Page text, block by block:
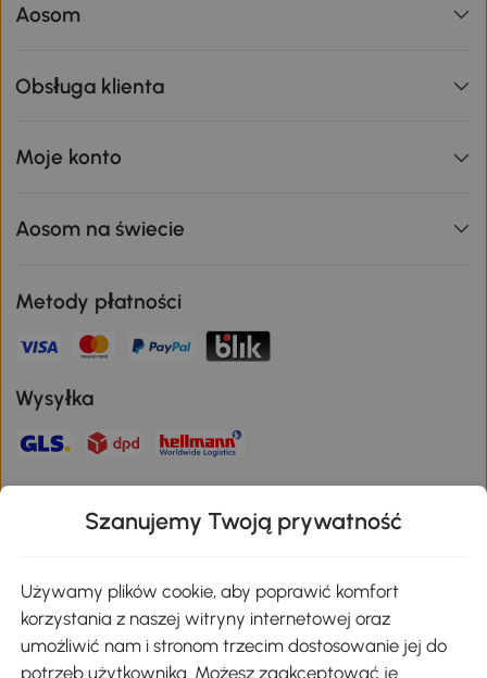
Aosom
Obsługa klienta
Moje konto
Aosom na świecie
Metody płatności
Wysyłka
Pobierz aplikację Aosom
Google Play
Szanujemy Twoją prywatność
Używamy plików cookie, aby poprawić komfort
korzystania z naszej witryny internetowej oraz
umożliwić nam i stronom trzecim dostosowanie jej do
potrzeb użytkownika. Możesz zaakceptować je